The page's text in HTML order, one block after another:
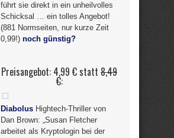
führt sie direkt in ein unheilvolles
Schicksal … ein tolles Angebot!
(881 Normseiten, nur kurze Zeit
0,99!) noch günstig?
Preisangebot: 4,99 € statt 8,49
€:
Diabolus Hightech-Thriller von
Dan Brown: „Susan Fletcher
arbeitet als Kryptologin bei der